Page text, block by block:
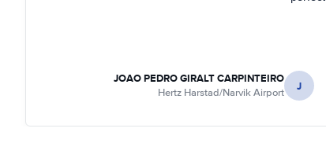
J
JOAO PEDRO GIRALT CARPINTEIRO
Hertz Harstad/Narvik Airport